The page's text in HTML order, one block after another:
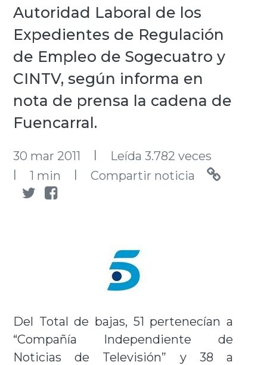
Autoridad Laboral de los
Expedientes de Regulación
de Empleo de Sogecuatro y
CINTV, según informa en
nota de prensa la cadena de
Fuencarral.
30 mar 2011 l Leída 3.782 veces
l 1 min l Compartir noticia
Del Total de bajas, 51 pertenecían a
“Compañía Independiente de
Noticias de Televisión” y 38 a